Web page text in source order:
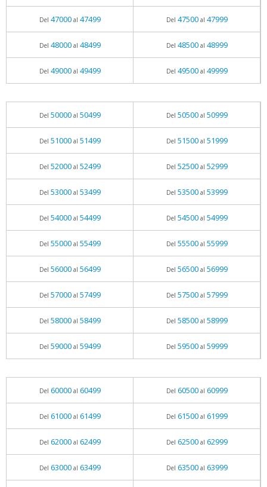
Del 47000al 47499 Del 47500al 47999
Del 48000al 48499 Del 48500al 48999
Del 49000al 49499 Del 49500al 49999
Del 50000al 50499 Del 50500al 50999
Del 51000al 51499 Del 51500al 51999
Del 52000al 52499 Del 52500al 52999
Del 53000al 53499 Del 53500al 53999
Del 54000al 54499 Del 54500al 54999
Del 55000al 55499 Del 55500al 55999
Del 56000al 56499 Del 56500al 56999
Del 57000al 57499 Del 57500al 57999
Del 58000al 58499 Del 58500al 58999
Del 59000al 59499 Del 59500al 59999
Del 60000al 60499 Del 60500al 60999
Del 61000al 61499 Del 61500al 61999
Del 62000al 62499 Del 62500al 62999
Del 63000al 63499 Del 63500al 63999